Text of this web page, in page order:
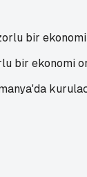
bir ekonomi